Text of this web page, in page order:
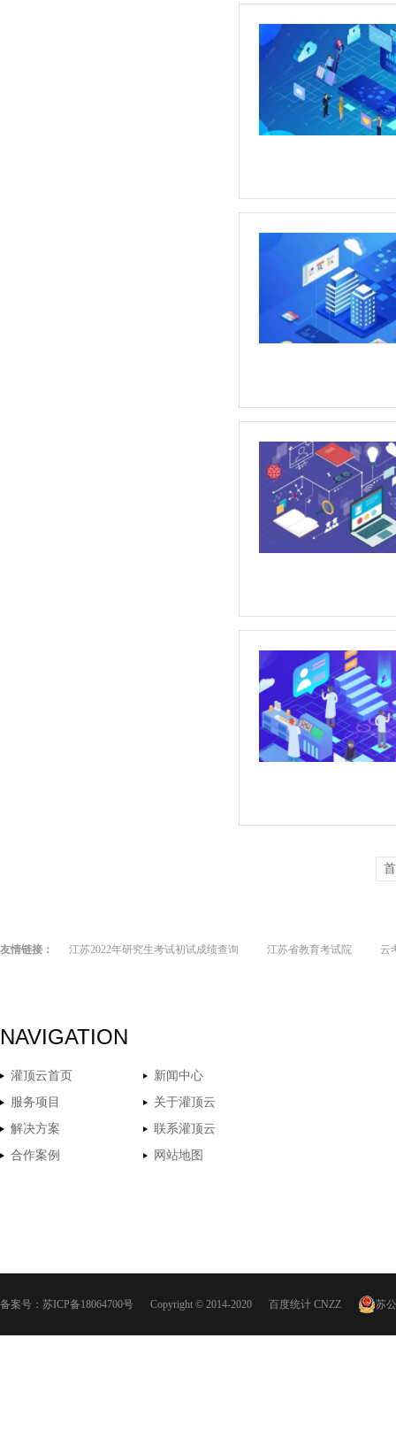
友情链接： 江苏2022年研究生考试初试成绩查询 江苏省教育考试院 云
NAVIGATION
灌顶云首页
新闻中心
服务项目
关于灌顶云
解决方案
联系灌顶云
合作案例
网站地图
备案号： 苏ICP备18064700号 Copyright © 2014-2020 百度统计 CNZZ 苏